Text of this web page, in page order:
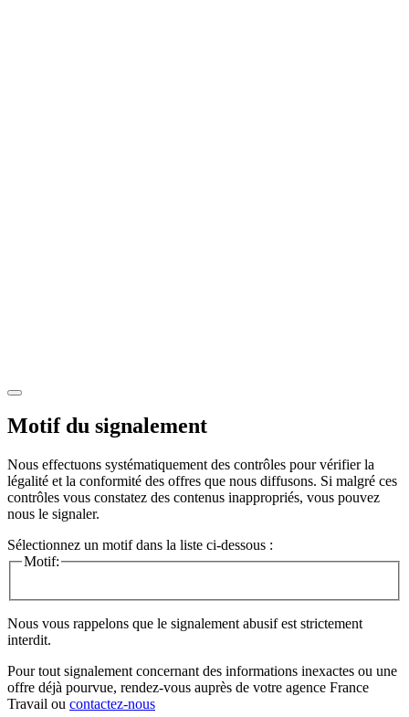
Motif du signalement
Nous effectuons systématiquement des contrôles pour vérifier la
légalité et la conformité des offres que nous diffusons. Si malgré ces
contrôles vous constatez des contenus inappropriés, vous pouvez
nous le signaler.
Sélectionnez un motif dans la liste ci-dessous :
Motif:
Nous vous rappelons que le signalement abusif est strictement
interdit.
Pour tout signalement concernant des informations inexactes ou une
offre déjà pourvue, rendez-vous auprès de votre agence France
Travail ou contactez-nous